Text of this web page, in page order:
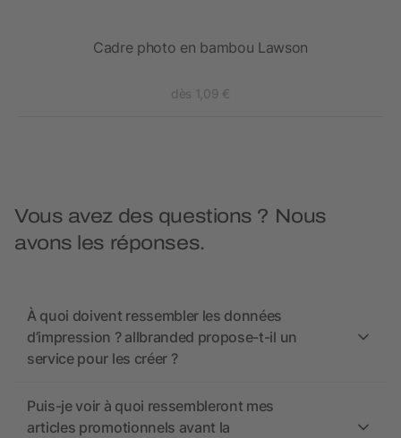
Cadre photo en bambou Lawson
dès 1,09 €
Vous avez des questions ? Nous
avons les réponses.
À quoi doivent ressembler les données
d’impression ? allbranded propose-t-il un
service pour les créer ?
Puis-je voir à quoi ressembleront mes
articles promotionnels avant la